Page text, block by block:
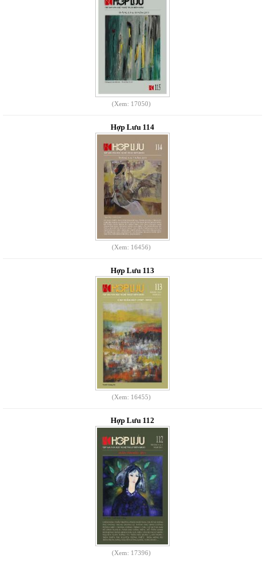
(Xem: 17050)
Hợp Lưu 114
(Xem: 16456)
Hợp Lưu 113
(Xem: 16455)
Hợp Lưu 112
(Xem: 17396)